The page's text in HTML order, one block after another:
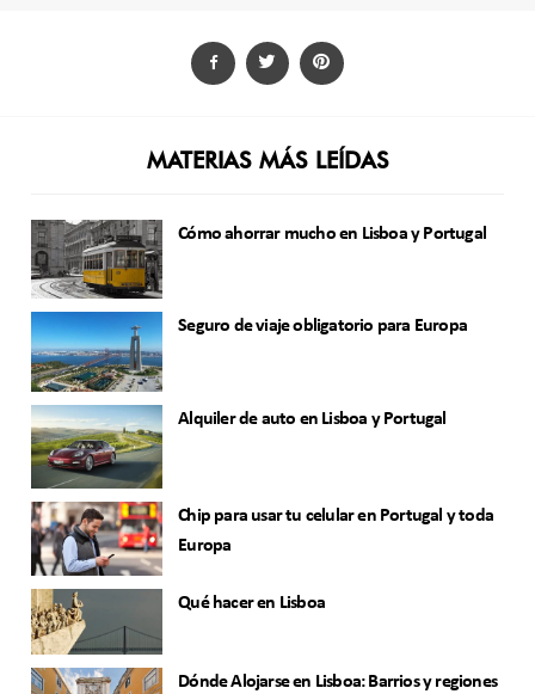
MATERIAS MÁS LEÍDAS
Cómo ahorrar mucho en Lisboa y Portugal
Seguro de viaje obligatorio para Europa
Alquiler de auto en Lisboa y Portugal
Chip para usar tu celular en Portugal y toda
Europa
Qué hacer en Lisboa
Dónde Alojarse en Lisboa: Barrios y regiones